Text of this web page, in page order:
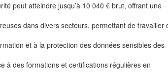
peut atteindre jusqu’à 10 040 € brut, offrant une
dans divers secteurs, permettant de travailler
et à la protection des données sensibles des
à des formations et certifications régulières en